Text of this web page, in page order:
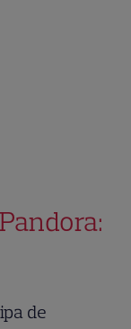
de